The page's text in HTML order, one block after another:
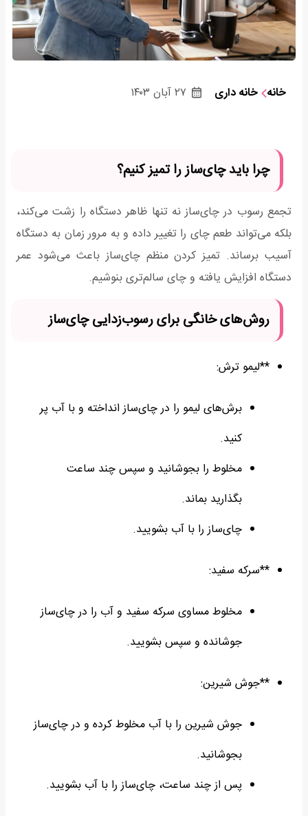
خانه خانه داری ۲۷ آبان ۱۴۰۳
چرا باید چای‌ساز را تمیز کنیم؟
تجمع رسوب در چای‌ساز نه تنها ظاهر دستگاه را زشت می‌کند،
بلکه می‌تواند طعم چای را تغییر داده و به مرور زمان به دستگاه
آسیب برساند. تمیز کردن منظم چای‌ساز باعث می‌شود عمر
دستگاه افزایش یافته و چای سالم‌تری بنوشیم.
روش‌های خانگی برای رسوب‌زدایی چای‌ساز
**لیمو ترش:
برش‌های لیمو را در چای‌ساز انداخته و با آب پر
کنید.
مخلوط را بجوشانید و سپس چند ساعت
بگذارید بماند.
چای‌ساز را با آب بشویید.
**سرکه سفید:
مخلوط مساوی سرکه سفید و آب را در چای‌ساز
جوشانده و سپس بشویید.
**جوش شیرین:
جوش شیرین را با آب مخلوط کرده و در چای‌ساز
بجوشانید.
پس از چند ساعت، چای‌ساز را با آب بشویید.